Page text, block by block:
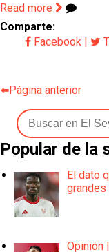
Read more
Comparte:
Facebook |
⬅️Página anterior
Popular de la
El dato
grandes
Opinión